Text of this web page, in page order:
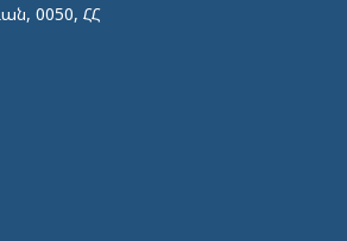
0050, ՀՀ